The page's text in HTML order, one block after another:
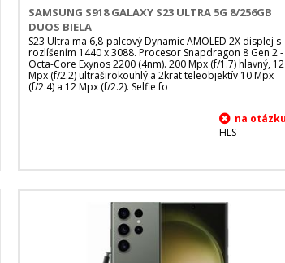
SAMSUNG S918 GALAXY S23 ULTRA 5G 8/256GB
DUOS BIELA
S23 Ultra ma 6,8-palcový Dynamic AMOLED 2X displej s
rozlíšením 1440 x 3088. Procesor Snapdragon 8 Gen 2 -
Octa-Core Exynos 2200 (4nm). 200 Mpx (f/1.7) hlavný, 12
Mpx (f/2.2) ultraširokouhlý a 2krat teleobjektív 10 Mpx
(f/2.4) a 12 Mpx (f/2.2). Selfie fo
HLS